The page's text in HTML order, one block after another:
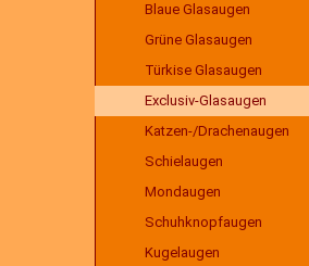
Blaue Glasaugen
Grüne Glasaugen
Türkise Glasaugen
Exclusiv-Glasaugen
Katzen-/Drachenaugen
Schielaugen
Mondaugen
Schuhknopfaugen
Kugelaugen